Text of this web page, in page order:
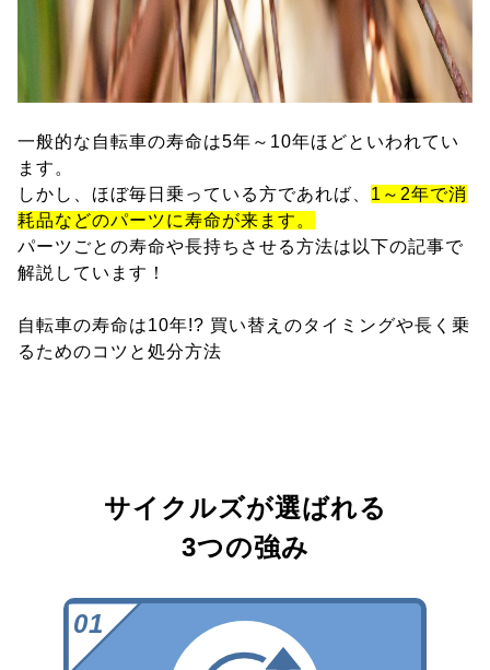
一般的な自転車の寿命は5年～10年ほどといわれてい
ます。
しかし、ほぼ毎日乗っている方であれば、 1～2年で消
耗品などのパーツに寿命が来ます。
パーツごとの寿命や長持ちさせる方法は以下の記事で
解説しています！
自転車の寿命は10年!? 買い替えのタイミングや長く乗
るためのコツと処分方法
サイクルズが選ばれる
3つの強み